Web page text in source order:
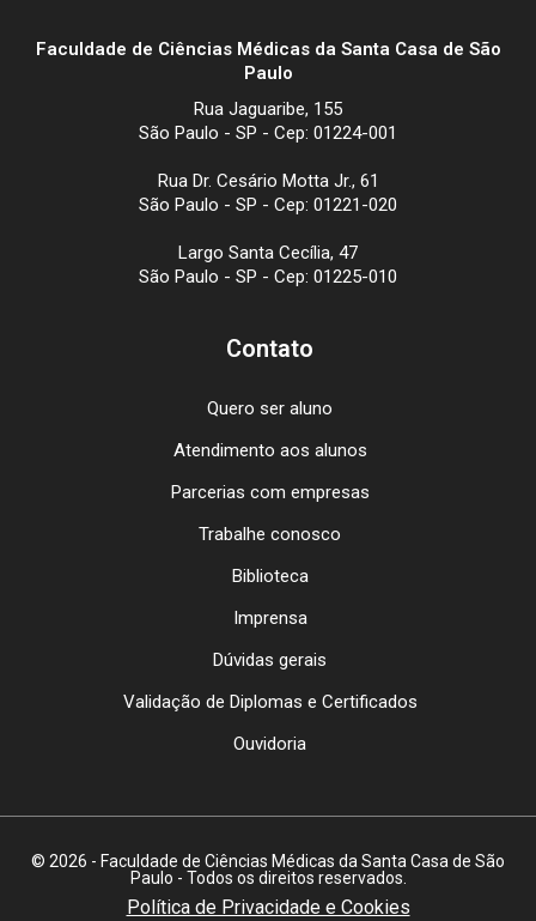
Faculdade de Ciências Médicas da Santa Casa de São
Paulo
Rua Jaguaribe, 155
São Paulo - SP - Cep: 01224-001
Rua Dr. Cesário Motta Jr., 61
São Paulo - SP - Cep: 01221-020
Largo Santa Cecília, 47
São Paulo - SP - Cep: 01225-010
Contato
Quero ser aluno
Atendimento aos alunos
Parcerias com empresas
Trabalhe conosco
Biblioteca
Imprensa
Dúvidas gerais
Validação de Diplomas e Certificados
Ouvidoria
© 2026 - Faculdade de Ciências Médicas da Santa Casa de São
Paulo - Todos os direitos reservados.
Política de Privacidade e Cookies